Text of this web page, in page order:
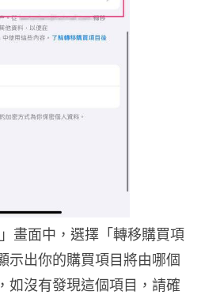
畫面中，選擇「轉移購買項
示出你的購買項目將由哪個
如沒有發現這個項目，請確